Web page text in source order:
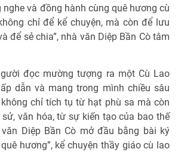
nghe và đồng hành cùng quê hương cù
chỉ để kể chuyện, mà còn để lưu
để sẻ chia”, nhà văn Diệp Bần Cò tâm
đọc mường tượng ra một Cù Lao
dẫn và mang trong mình chiều sâu
chỉ tích tụ từ hạt phù sa mà còn
văn hóa, từ sự kiến tạo của bao thế
Diệp Bần Cò mở đầu bằng bài ký
hương”, kể chuyện thầy giáo cù lao